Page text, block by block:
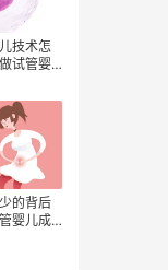
技术怎
试管婴
的背后
婴儿成